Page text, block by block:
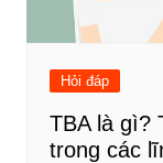
Hỏi đáp
TBA là gì?
trong các